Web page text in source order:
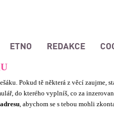
Pokud tě některá z věcí zaujme,
do kterého vyplníš, co za
, abychom se s tebou mohli
ETNO REDAKCE